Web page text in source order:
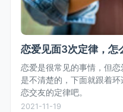
恋爱见面3次定律，怎
恋爱是很常见的事情，但
是不清楚的，下面就跟着
恋交友的定律吧。
2021-11-19